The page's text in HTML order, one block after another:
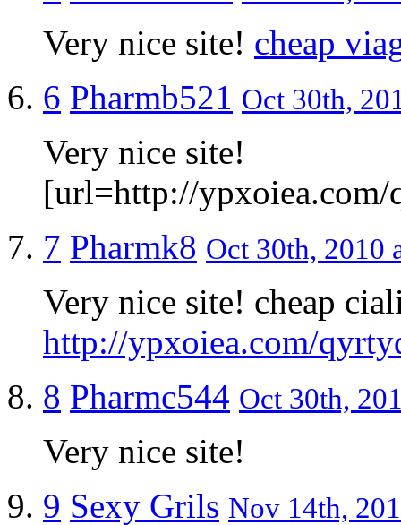
Very nice site! cheap
6 Pharmb521 Oct 30th,
Very nice site!
[url=http://
7 Pharmk8 Oct 30th, 2010
Very nice site! cheap
http://ypxoiea.com/
8 Pharmc544 Oct 30th,
Very nice site!
9 Sexy Grils Nov 14th,